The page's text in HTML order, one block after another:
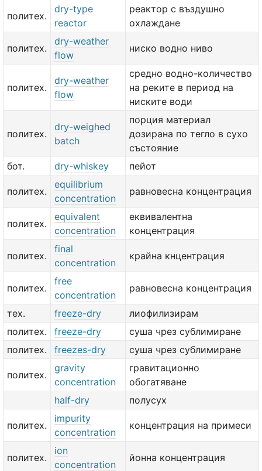
политех.
dry-type
reactor
реактор с въздушно
охлаждане
политех.
dry-weather
flow
ниско водно ниво
политех.
dry-weather
flow
средно водно-количество
на реките в период на
ниските води
политех.
dry-weighed
batch
порция материал
дозирана по тегло в сухо
състояние
бот.
dry-whiskey пейот
политех.
equilibrium
concentration
равновесна концентрация
политех.
equivalent
concentration
еквивалентна
концентрация
политех.
final
concentration
крайна кнцентрация
политех.
free
concentration
равновесна концентрация
тех. freeze-dry
лиофилизирам
политех.
freeze-dry
суша чрез сублимиране
политех.
freezes-dry суша чрез сублимиране
политех.
gravity
concentration
гравитационно
обогатяване
half-dry
полусух
политех.
impurity
concentration
концентрация на примеси
политех.
ion
concentration
йонна концентрация